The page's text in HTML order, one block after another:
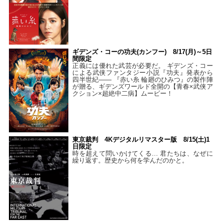
ギデンズ・コーの功夫(カンフー) 8/17(月)～5日
間限定
正義には優れた武芸が必要だ。 ギデンズ・コー
による武侠ファンタジー小説『功夫』発表から
四半世紀―― 『赤い糸 輪廻のひみつ』の製作陣
が贈る、ギデンズワールド全開の【青春×武侠ア
クション×超絶中二病】ムービー！
東京裁判 4Kデジタルリマスター版 8/15(土)1
日限定
時を超えて問いかけてくる… 君たちは、なぜに
繰り返す。歴史から何を学んだのかと。